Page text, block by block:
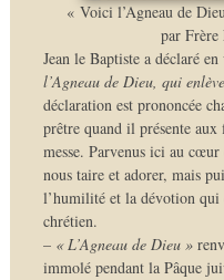
« Voici l’Agneau de
par Frère
Jean le Baptiste a déclaré
l’Agneau de Dieu, qui
déclaration est prononcée
prêtre quand il présente aux
messe. Parvenus ici au
nous taire et adorer, mais
l’humilité et la dévotion
chrétien.
– « L’Agneau de Dieu »
immolé pendant la Pâque